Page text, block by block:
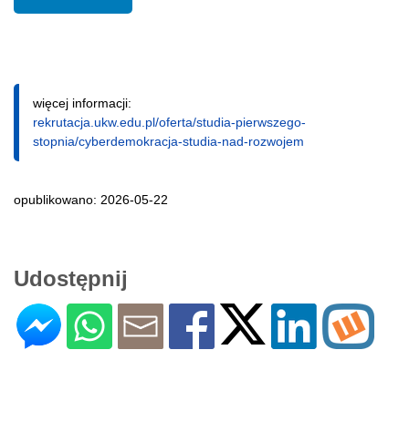
więcej informacji:
rekrutacja.ukw.edu.pl/oferta/studia-pierwszego-
stopnia/cyberdemokracja-studia-nad-rozwojem
opublikowano: 2026-05-22
Udostępnij